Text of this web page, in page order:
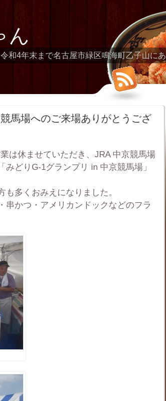
ん
和4年末まで名古屋市緑区鳴海町乙子山に
馬場へのご来場ありがとうござ
は休ませていただき、JRA 中京競馬場
どりG-1グランプリ in 中京競馬場」
多くおみえになりました。
串かつ・アメリカンドックなどのフラ